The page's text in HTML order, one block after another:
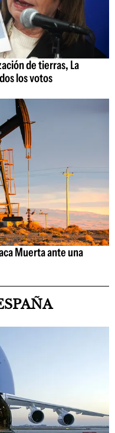
de tierras, La
los votos
Muerta ante una